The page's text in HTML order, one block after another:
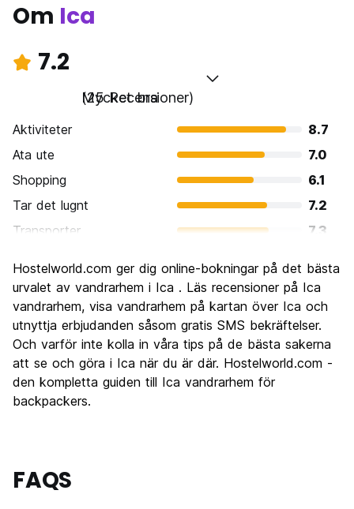
Om Ica
7.2
Mycket bra
(25 Recensioner)
Aktiviteter
8.7
Ata ute
7.0
Shopping
6.1
Tar det lugnt
7.2
Transporter
7.3
Kultur
7.0
Festa
6.2
Värde för pengarna
7.8
Hostelworld.com ger dig online-bokningar på det bästa
urvalet av vandrarhem i Ica . Läs recensioner på Ica
vandrarhem, visa vandrarhem på kartan över Ica och
utnyttja erbjudanden såsom gratis SMS bekräftelser.
Och varför inte kolla in våra tips på de bästa sakerna
att se och göra i Ica när du är där. Hostelworld.com -
den kompletta guiden till Ica vandrarhem för
backpackers.
FAQS